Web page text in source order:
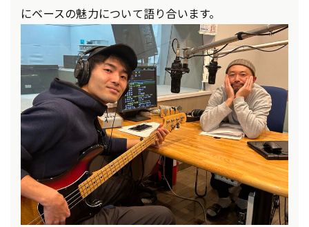
にベースの魅力について語り合います。